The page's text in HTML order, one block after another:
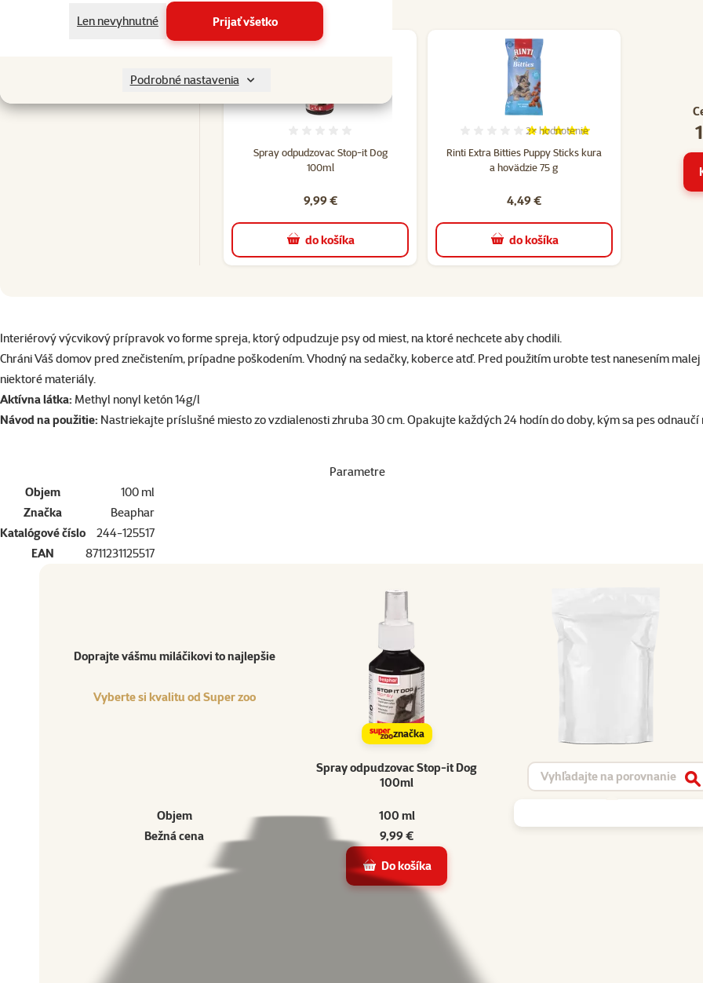
Len nevyhnutné
Prijať všetko
Podrobné nastavenia
Často nakupujete spoločne
Kúpiť spolu
Spray odpudzovac Stop-it Dog
100ml
9,99 €
do košíka
Rinti Extra Bitties Puppy Sticks kura
a hovädzie 75 g
Hodnotenie 100%, počet
2× hodnotenie
4,49 €
do košíka
superzoo.product.detail.content
Interiérový výcvikový prípravok vo forme spreja, ktorý odpudzuje psy od miest, na ktoré nechcete aby chodili.
Chráni Váš domov pred znečistením, prípadne poškodením. Vhodný na sedačky, koberce atď. Pred použitím urobte test nanesením
niektoré materiály.
Aktívna látka: Methyl nonyl ketón 14g/l
Návod na použitie: Nastriekajte príslušné miesto zo vzdialenosti zhruba 30 cm. Opakujte každých 24 hodín do doby, kým sa pes
Parametre
Objem
100 ml
Značka
Beaphar
Katalógové číslo
244-125517
EAN
8711231125517
Produkt
Doprajte vášmu miláčikovi to najlepšie
Vyberte si kvalitu od Super zoo
značka
Spray odpudzovac Stop-it Dog
100ml
Vyhľadávanie produktu
Objem
100 ml
Bežná cena
9,99 €
Ostatné
Do košíka